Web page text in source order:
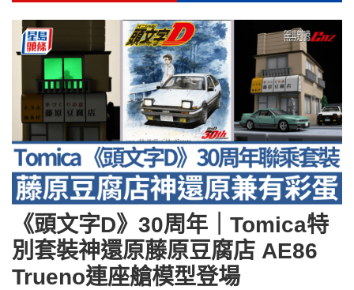
《頭文字D》30周年｜Tomica特
別套裝神還原藤原豆腐店 AE86
Trueno連座艙模型登場